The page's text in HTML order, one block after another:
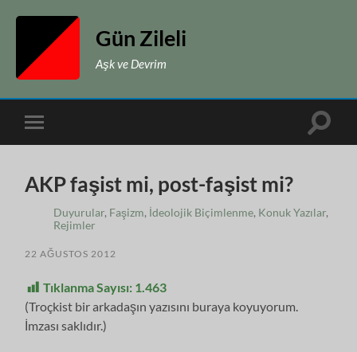
Gün Zileli
Aşk ve Devrim
Toggle
mobile
Toggle
AKP faşist mi, post-faşist mi?
Duyurular, Faşizm, İdeolojik Biçimlenme, Konuk Yazılar,
Rejimler
22 AĞUSTOS 2012
Tıklanma Sayısı: 1.463
(Troçkist bir arkadaşın yazısını buraya koyuyorum.
İmzası saklıdır.)